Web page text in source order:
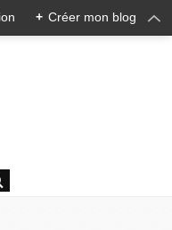
+ Créer mon blog